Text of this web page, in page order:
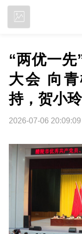
“两优一
大会 向
持，贺小
2026-07-06 20:09:09